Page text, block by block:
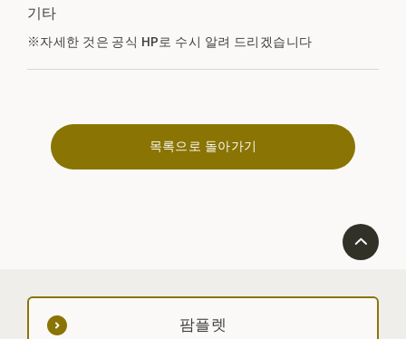
기타
※자세한 것은 공식 HP로 수시 알려 드리겠습니다
목록으로 돌아가기
팜플렛